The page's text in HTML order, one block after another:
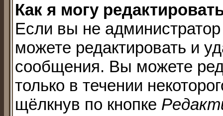
Как я могу
Если вы не
можете редактировать и
сообщения. Вы можете
только в течении
щёлкнув по кнопке